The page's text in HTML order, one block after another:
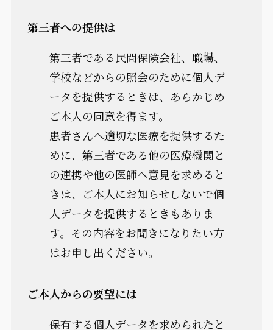
第三者への提供は
第三者である民間保険会社、職場、
学校などからの照会のために個人デ
ータを提供するときは、あらかじめ
ご本人の同意を得ます。
患者さんへ適切な医療を提供するた
めに、第三者である他の医療機関と
の連携や他の医師へ意見を求めると
きは、ご本人にお知らせしないで個
人データを提供するときもありま
す。その内容をお聞きになりたい方
はお申し出ください。
ご本人からの要望には
保有する個人データを求められたと